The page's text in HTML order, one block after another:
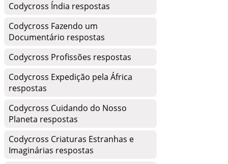
Codycross Índia respostas
Codycross Fazendo um
Documentário respostas
Codycross Profissões respostas
Codycross Expedição pela África
respostas
Codycross Cuidando do Nosso
Planeta respostas
Codycross Criaturas Estranhas e
Imaginárias respostas